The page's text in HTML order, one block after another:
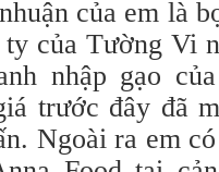
của em là
của Tường Vi
nhập gạo
trước đây đã
Ngoài ra em